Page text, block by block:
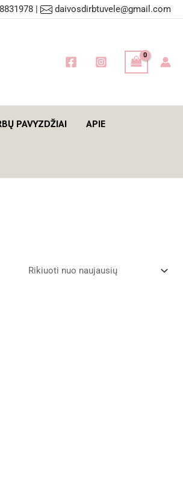
| daivosdirbtuvele@gmail.com
PAVYZDŽIAI APIE